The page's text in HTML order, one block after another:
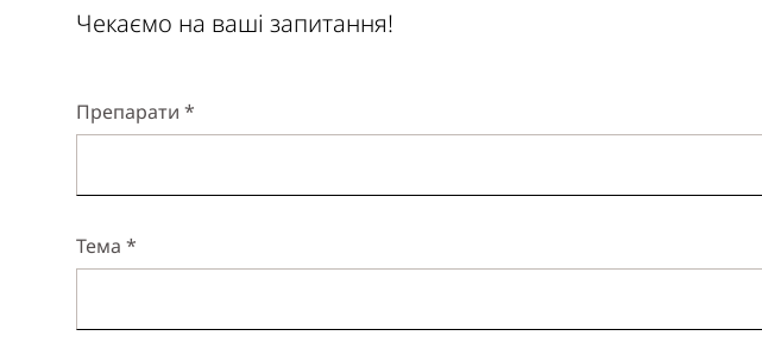
Чекаємо на ваші запитання!
Препарати *
Тема *